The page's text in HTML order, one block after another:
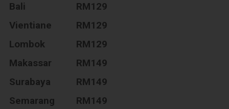
Bali
RM129
Vientiane
RM129
Lombok
RM129
Makassar
RM149
Surabaya
RM149
Semarang
RM149